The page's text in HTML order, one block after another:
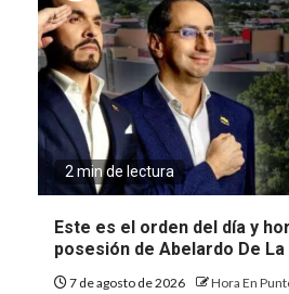
2 min de lectura
Este es el orden del día y
posesión de Abelardo De La
7 de agosto de 2026 Hora En